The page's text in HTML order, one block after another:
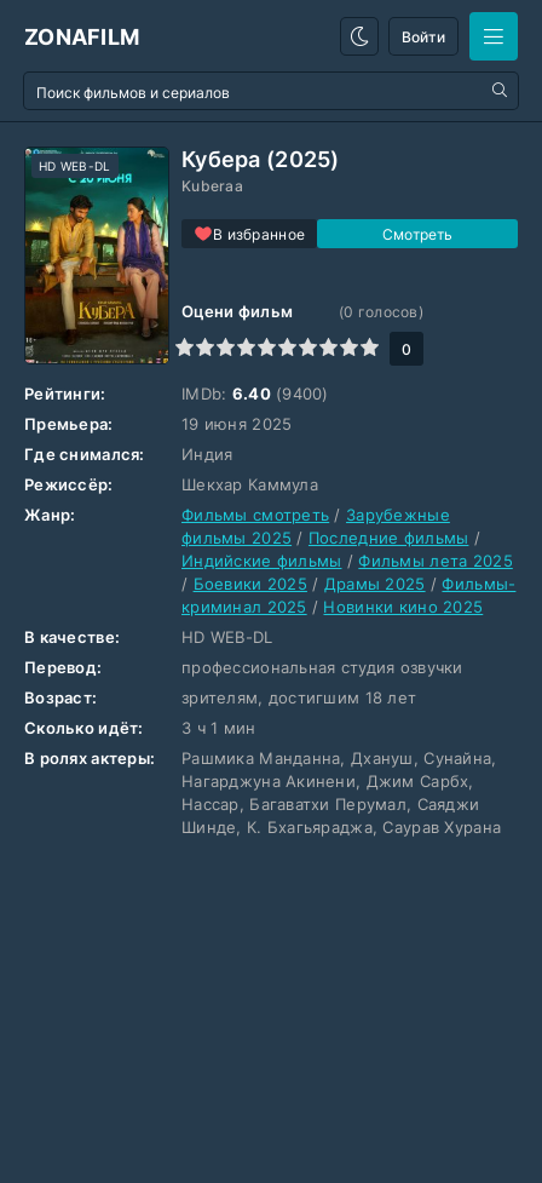
ZONAFILM Войти
Кубера (2025)
Kuberaa
В избранное
HD WEB-DL
Оцени фильм
1
2 3 4 5 6 7 8 9 10
(0 голосов)
0
Рейтинги: IMDb: 6.40(9400)
Премьера:
19 июня 2025
Где снимался:
Индия
Режиссёр:
Шекхар Каммула
Жанр:
Фильмы смотреть / Зарубежные
фильмы 2025 / Последние фильмы /
Индийские фильмы /Фильмы лета 2025
/ Боевики 2025 / Драмы 2025 /Фильмы-
криминал 2025 / Новинки кино 2025
В качестве:
HD WEB-DL
Перевод:
профессиональная студия озвучки
Возраст:
зрителям, достигшим 18 лет
Сколько идёт:
3 ч 1 мин
В ролях актеры:
Рашмика Манданна, Дхануш, Сунайна,
Нагарджуна Акинени, Джим Сарбх,
Нассар, Багаватхи Перумал, Саяджи
Шинде, К. Бхагьяраджа, Саурав Хурана